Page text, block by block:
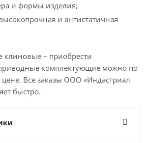
и формы изделия;
и антистатичная
– приобрести
комплектующие можно по
Все заказы ООО «Индастриал
быстро.